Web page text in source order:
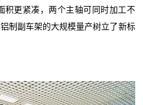
积更紧凑，两个主轴可同时加工不
铝制副车架的大规模量产树立了新标